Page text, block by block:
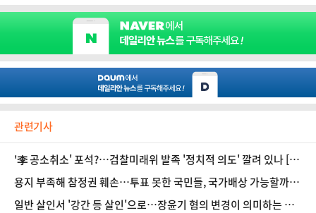
관련기사
'李 공소취소' 포석?…검찰미래위 발족 '정치적 의도' 깔려 있나 [법
조계에 물어보니 728]
용지 부족해 참정권 훼손…투표 못한 국민들, 국가배상 가능할까
[법조계에 물어보니 727]
일반 살인서 '강간 등 살인'으로…장윤기 혐의 변경이 의미하는 것